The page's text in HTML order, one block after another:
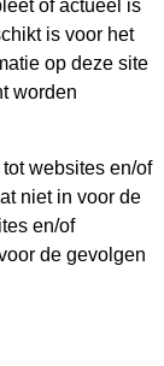
of actueel is
is voor het
op deze site
worden
websites en/of
niet in voor de
en/of
de gevolgen